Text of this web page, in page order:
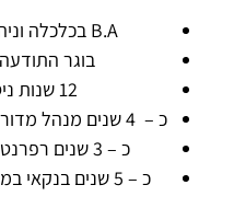
B.A בכלכלה וניהול – אוניברסיטת בן גוריון.
בוגר
12 שנות ניסיון בנקאית אשראי .
כ – 4 שנים מנהל מדור אשראי אזור השרון בנק פועלים .
כ – 3 שנים רפרנט אשראי בכיר במדור אשראי.
כ – 5 שנים בנקאי במחלקה עסקית של סניף היי טק.